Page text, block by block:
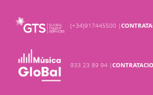
(+34)917445500 |
933 23 89 94 |